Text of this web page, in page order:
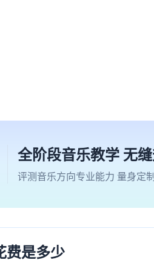
全阶段音乐教学 无
评测音乐方向专业能力 量身定
费是多少